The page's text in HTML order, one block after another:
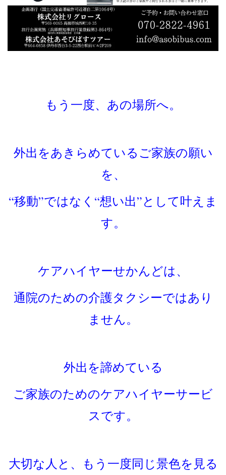
もう一度、あの場所へ。
外出をあきらめているご家族の願い
を、
“移動”ではなく“想い出”として叶えま
す。
ケアハイヤーせかんどは、
通院のための介護タクシーではあり
ません。
外出を諦めている
ご家族のためのケアハイヤーサービ
スです。
大切な人と、もう一度同じ景色を見る